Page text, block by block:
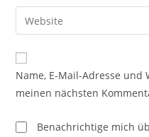
zum
Kommentieren
ein
E-
Mail-
zum
Kommentieren
ein
Gib
deine
Website-
URL
Name, E-Mail-Adresse
meinen nächsten
Benachrichtige mich